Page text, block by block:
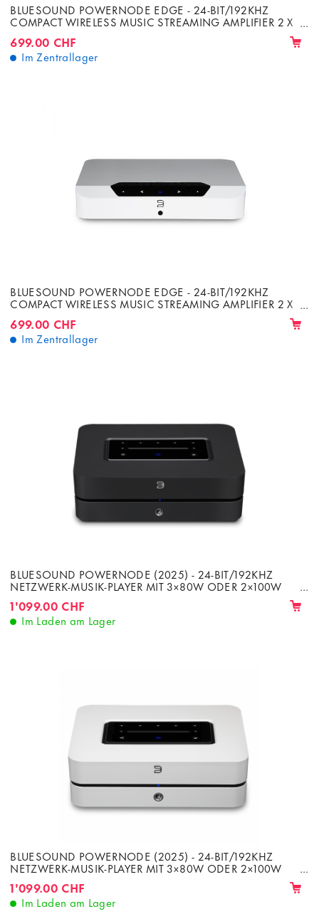
BLUESOUND POWERNODE EDGE - 24-BIT/192KHZ
COMPACT WIRELESS MUSIC STREAMING AMPLIFIER 2 X
699.00 CHF
Im Zentrallager
BLUESOUND POWERNODE EDGE - 24-BIT/192KHZ
COMPACT WIRELESS MUSIC STREAMING AMPLIFIER 2 X
699.00 CHF
Im Zentrallager
BLUESOUND POWERNODE (2025) - 24-BIT/192KHZ
NETZWERK-MUSIK-PLAYER MIT 3×80W ODER 2×100W
1'099.00 CHF
Im Laden am Lager
BLUESOUND POWERNODE (2025) - 24-BIT/192KHZ
NETZWERK-MUSIK-PLAYER MIT 3×80W ODER 2×100W
1'099.00 CHF
Im Laden am Lager